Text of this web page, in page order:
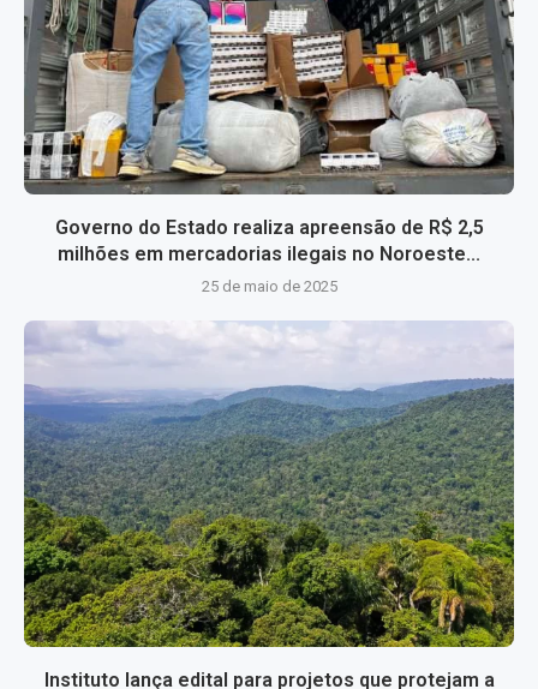
Governo do Estado realiza apreensão de R$ 2,5
milhões em mercadorias ilegais no Noroeste...
25 de maio de 2025
Instituto lança edital para projetos que protejam a